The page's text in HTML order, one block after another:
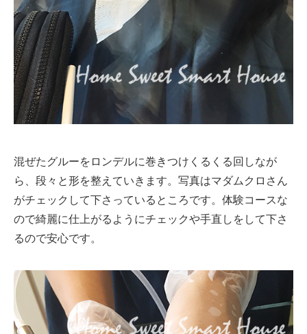
混ぜたグルーをロンデルに巻きつけくるくる回しなが
ら、段々と形を整えていきます。写真はマダムクロさん
がチェックして下さっているところです。体験コースな
ので綺麗に仕上がるようにチェックや手直しをして下さ
るので安心です。